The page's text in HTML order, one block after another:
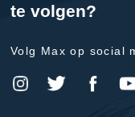
te volgen?
Volg Max op social